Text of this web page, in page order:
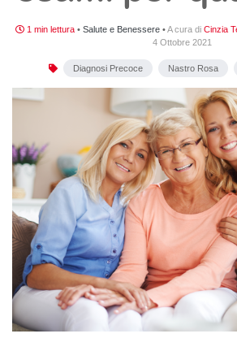
1 min lettura • Salute e Benessere •A cura di Cinzia
4 Ottobre 2021
Diagnosi Precoce Nastro Rosa